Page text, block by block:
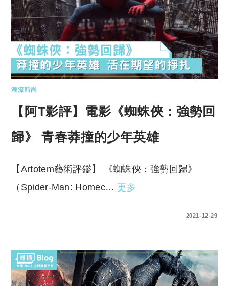
潮流時尚
【阿T影評】電影《蜘蛛俠：強勢回
歸》 青春莽撞的少年英雄
【Artotem藝術評鑑】 《蜘蛛俠：強勢回歸》
（Spider-Man: Homec… 更多
2021-12-29